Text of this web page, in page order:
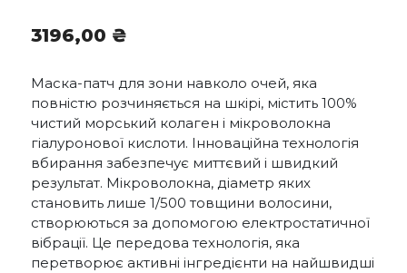
3196,00 ₴
Маска-патч для зони навколо очей, яка
повністю розчиняється на шкірі, містить 100%
чистий морський колаген і мікроволокна
гіалуронової кислоти. Інноваційна технологія
вбирання забезпечує миттєвий і швидкий
результат. Мікроволокна, діаметр яких
становить лише 1/500 товщини волосини,
створюються за допомогою електростатичної
вібрації. Це передова технологія, яка
перетворює активні інгредієнти на найшвидші